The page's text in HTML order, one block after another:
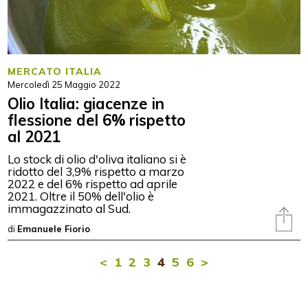
MERCATO ITALIA
Mercoledì 25 Maggio 2022
Olio Italia: giacenze in
flessione del 6% rispetto
al 2021
Lo stock di olio d'oliva italiano si è
ridotto del 3,9% rispetto a marzo
2022 e del 6% rispetto ad aprile
2021. Oltre il 50% dell'olio è
immagazzinato al Sud.
di Emanuele Fiorio
< 1 2 3 4 5 6 >